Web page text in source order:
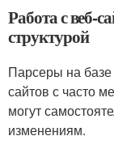
Работа с веб-
структурой
Парсеры на
сайтов с часто
могут
изменениям.